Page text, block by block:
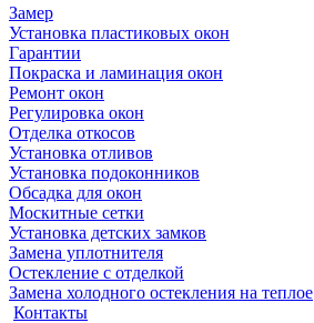
Замер
Установка пластиковых окон
Гарантии
Покраска и ламинация окон
Ремонт окон
Регулировка окон
Отделка откосов
Установка отливов
Установка подоконников
Обсадка для окон
Москитные сетки
Установка детских замков
Замена уплотнителя
Остекление с отделкой
Замена холодного остекления на теплое
Контакты